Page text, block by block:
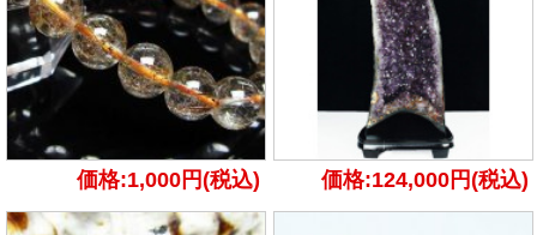
価格:1,000円(税込) 価格:124,000円(税込)